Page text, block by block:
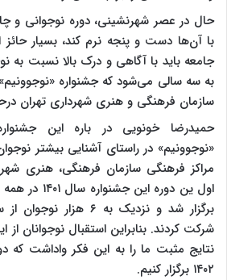
حال در عصر شهرنشینی، دوره نوجوانی و
با آن‌ها دست و پنجه نرم کند، بسیار
جامعه باید با آگاهی و درک بالا نسبت به
به سه سالی می‌شود که جشنواره
سازمان فرهنگی و هنری شهرداری تهران
حمیدرضا خونویی در باره این
«نوجوونیم» در راستای آشنایی بیشتر
مراکز فرهنگی سازمان فرهنگی، هنری
اول ین دوره
برگزار شد و نزدیک به ۶
شرکت کردند. بنابراین استقبال نوجوانان از
نتایج مثبت ما را به این فکر واداشت که
۱۴۰۲ برگزار کنیم.